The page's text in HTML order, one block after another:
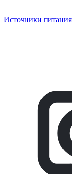
Источники питания